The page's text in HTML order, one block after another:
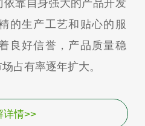
靠自身强大的产品开发
的生产工艺和贴心的服
良好信誉，产品质量稳
占有率逐年扩大。
详情>>